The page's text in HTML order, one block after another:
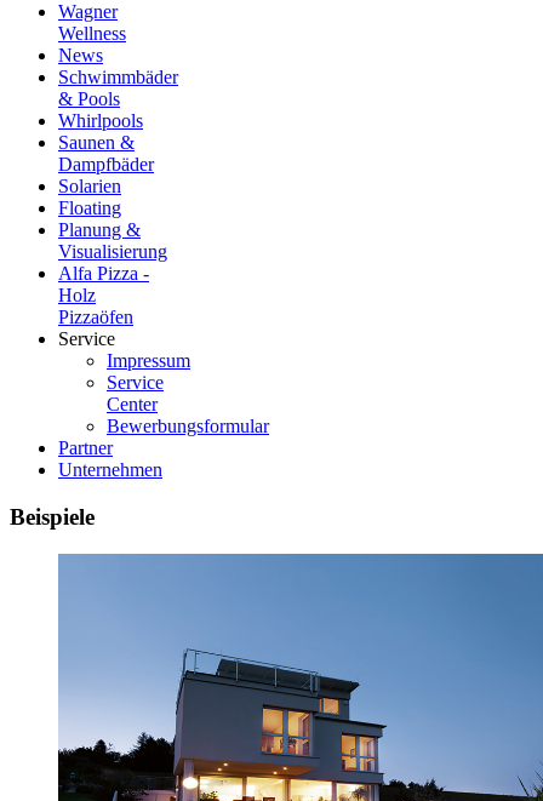
Wagner
Wellness
News
Schwimmbäder
& Pools
Whirlpools
Saunen &
Dampfbäder
Solarien
Floating
Planung &
Visualisierung
Alfa Pizza -
Holz
Pizzaöfen
Service
Impressum
Service
Center
Bewerbungsformular
Partner
Unternehmen
Beispiele